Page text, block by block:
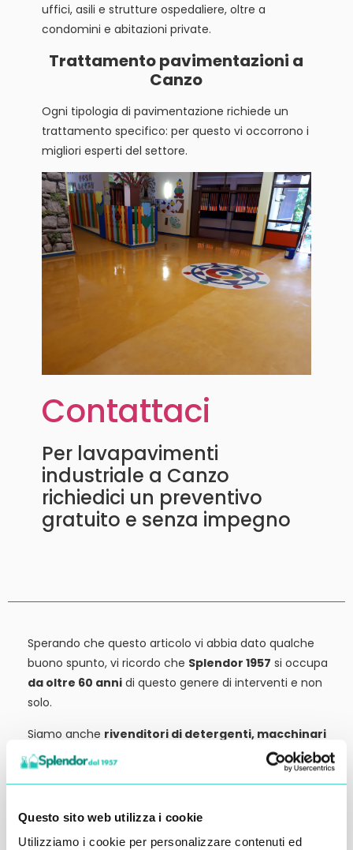
Questo sito web utilizza i cookie
Utilizziamo i cookie per personalizzare contenuti ed
uffici, asili e strutture ospedaliere, oltre a
condomini e abitazioni private.
Trattamento pavimentazioni a
Canzo
Ogni tipologia di pavimentazione richiede un
trattamento specifico: per questo vi occorrono i
migliori esperti del settore.
Contattaci
Per lavapavimenti
industriale a Canzo
richiedici un preventivo
gratuito e senza impegno
Sperando che questo articolo vi abbia dato qualche
buono spunto, vi ricordo che Splendor 1957 si occupa
da oltre 60 anni di questo genere di interventi e non
solo.
Siamo anche rivenditori di detergenti, macchinari
ed attrezzature:
tutto ciò che potrebbe servirvi,
potete trovarlo in vendita presso la nostra sede.
richiedere qualche informazione.
Ci vediamo al prossimo articolo.